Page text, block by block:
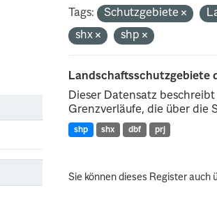
Tags: Schutzgebiete
shx
shp
Landschaftsschutzgebiete
Dieser Datensatz
Grenzverläufe, die über die
shp shx dbf prj
Sie können dieses Register auch